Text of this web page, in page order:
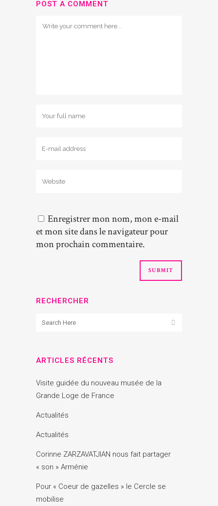
POST A COMMENT
Enregistrer mon nom, mon e-mail
et mon site dans le navigateur pour
mon prochain commentaire.
RECHERCHER
ARTICLES RÉCENTS
Visite guidée du nouveau musée de la
Grande Loge de France
Actualités
Actualités
Corinne ZARZAVATJIAN nous fait partager
« son » Arménie
Pour « Coeur de gazelles » le Cercle se
mobilise